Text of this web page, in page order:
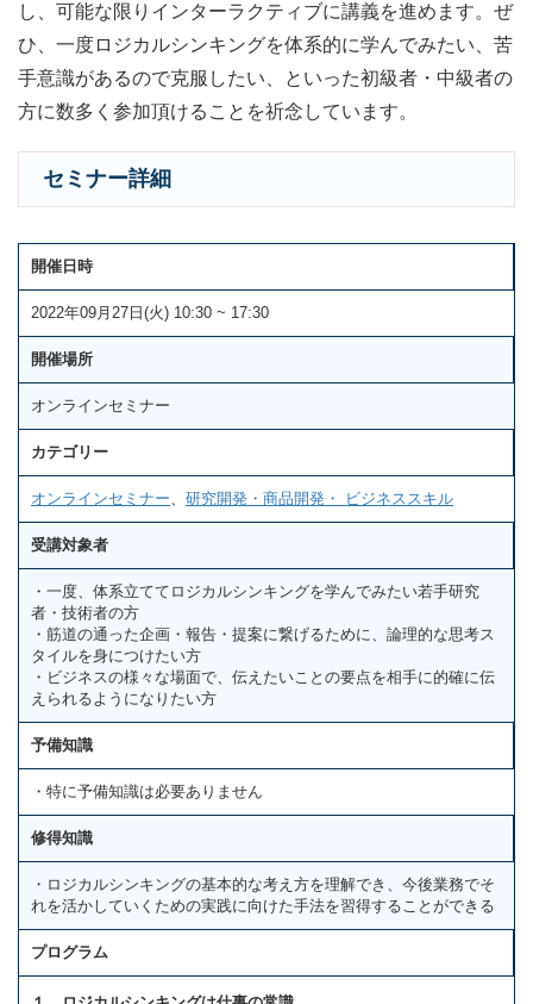
し、可能な限りインターラクティブに講義を進めます。ぜ
ひ、一度ロジカルシンキングを体系的に学んでみたい、苦
手意識があるので克服したい、といった初級者・中級者の
方に数多く参加頂けることを祈念しています。
セミナー詳細
開催日時
2022年09月27日(火) 10:30 ~ 17:30
開催場所
オンラインセミナー
カテゴリー
オンラインセミナー、 研究開発・商品開発・ ビジネススキル
受講対象者
・一度、体系立ててロジカルシンキングを学んでみたい若手研究
者・技術者の方
・筋道の通った企画・報告・提案に繋げるために、論理的な思考ス
タイルを身につけたい方
・ビジネスの様々な場面で、伝えたいことの要点を相手に的確に伝
えられるようになりたい方
予備知識
・特に予備知識は必要ありません
修得知識
・ロジカルシンキングの基本的な考え方を理解でき、今後業務でそ
れを活かしていくための実践に向けた手法を習得することができる
プログラム